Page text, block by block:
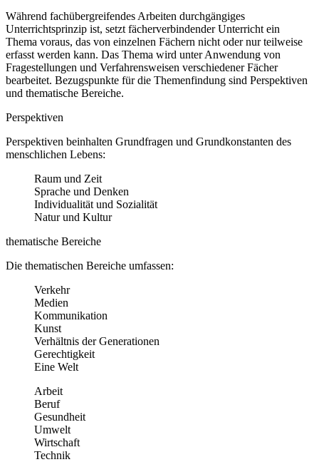
Während fachübergreifendes Arbeiten durchgängiges
Unterrichtsprinzip ist, setzt fächerverbindender Unterricht ein
Thema voraus, das von einzelnen Fächern nicht oder nur teilweise
erfasst werden kann. Das Thema wird unter Anwendung von
Fragestellungen und Verfahrensweisen verschiedener Fächer
bearbeitet. Bezugspunkte für die Themenfindung sind Perspektiven
und thematische Bereiche.
Perspektiven
Perspektiven beinhalten Grundfragen und Grundkonstanten des
menschlichen Lebens:
Raum und Zeit
Sprache und Denken
Individualität und Sozialität
Natur und Kultur
thematische Bereiche
Die thematischen Bereiche umfassen:
Verkehr
Medien
Kommunikation
Kunst
Verhältnis der Generationen
Gerechtigkeit
Eine Welt
Arbeit
Beruf
Gesundheit
Umwelt
Wirtschaft
Technik